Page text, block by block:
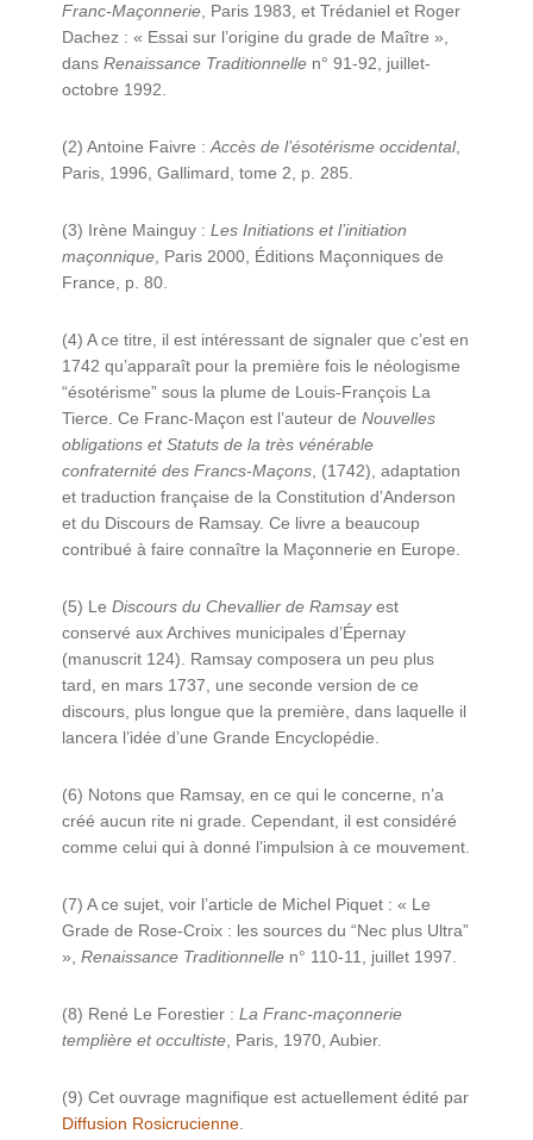
Franc-Maçonnerie, Paris 1983, et Trédaniel et Roger
Dachez : « Essai sur l’origine du grade de Maître »,
dansRenaissance Traditionnelle n° 91-92, juillet-
octobre 1992.
(2) Antoine Faivre :Accès de l’ésotérisme occidental,
Paris, 1996, Gallimard, tome 2, p. 285.
(3) Irène Mainguy :Les Initiations et l’initiation
maçonnique, Paris 2000, Éditions Maçonniques de
France, p. 80.
(4) A ce titre, il est intéressant de signaler que c’est en
1742 qu’apparaît pour la première fois le néologisme
“ésotérisme” sous la plume de Louis-François La
Tierce. Ce Franc-Maçon est l’auteur deNouvelles
obligations et Statuts de la très vénérable
confraternité des Francs-Maçons, (1742), adaptation
et traduction française de la Constitution d’Anderson
et du Discours de Ramsay. Ce livre a beaucoup
contribué à faire connaître la Maçonnerie en Europe.
(5) LeDiscours du Chevallier de Ramsayest
conservé aux Archives municipales d’Épernay
(manuscrit 124). Ramsay composera un peu plus
tard, en mars 1737, une seconde version de ce
discours, plus longue que la première, dans laquelle il
lancera l’idée d’une Grande Encyclopédie.
(6) Notons que Ramsay, en ce qui le concerne, n’a
créé aucun rite ni grade. Cependant, il est considéré
comme celui qui à donné l’impulsion à ce mouvement.
(7) A ce sujet, voir l’article de Michel Piquet : « Le
Grade de Rose-Croix : les sources du “Nec plus Ultra”
»,Renaissance Traditionnelle n° 110-11, juillet 1997.
(8) René Le Forestier :La Franc-maçonnerie
templière et occultiste, Paris, 1970, Aubier.
(9) Cet ouvrage magnifique est actuellement édité par
Diffusion Rosicrucienne.